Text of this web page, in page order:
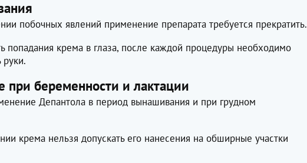
побочных явлений применение препарата требуется прекратить.
попадания крема в глаза, после каждой процедуры необходимо
при беременности и лактации
Депантола в период вынашивания и при грудном
крема нельзя допускать его нанесения на обширные участки